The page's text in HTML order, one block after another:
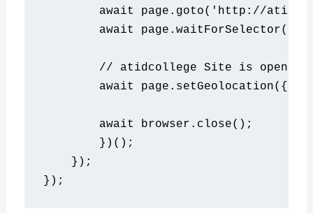
await page . goto( 'http://
await page . waitForSelector(
// atidcollege Site is opened
await page . setGeolocation({
await browser . close();
})();
});
});